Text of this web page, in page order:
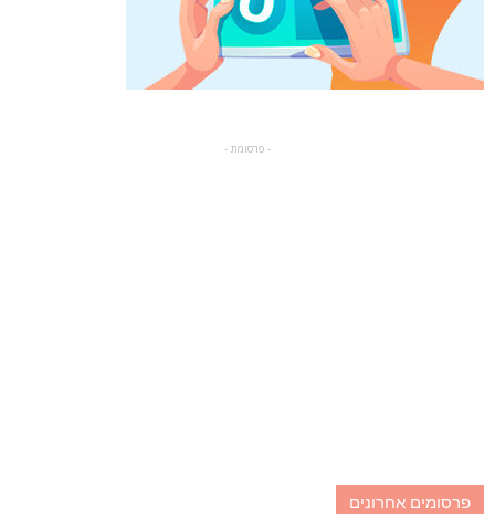
- פרסומת -
פרסומים אחרונים